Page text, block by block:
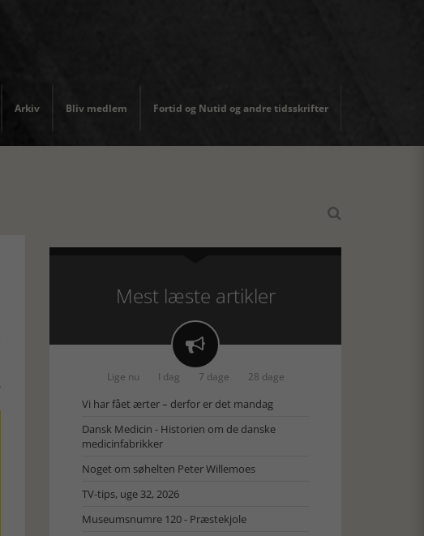
Arkiv Bliv medlem Fortid og Nutid og andre tidsskrifter

Mest læste artikler

Lige nu I dag 7 dage 28 dage
Vi har fået ærter – derfor er det mandag
Dansk Medicin - Historien om de danske
medicinfabrikker
Noget om søhelten Peter Willemoes
TV-tips, uge 32, 2026
Museumsnumre 120 - Præstekjole